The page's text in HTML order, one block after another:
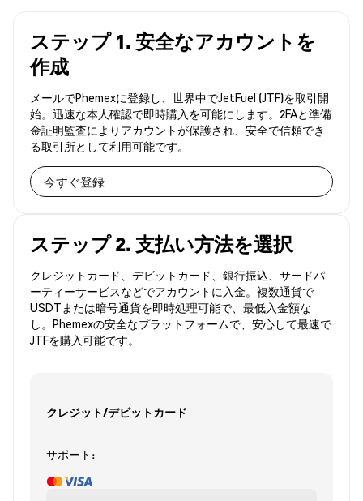
ステップ 1. 安全なアカウントを
作成
メールでPhemexに登録し、世界中でJetFuel (JTF)を取引開
始。迅速な本人確認で即時購入を可能にします。2FAと準備
金証明監査によりアカウントが保護され、安全で信頼でき
る取引所として利用可能です。
今すぐ登録
ステップ 2. 支払い方法を選択
クレジットカード、デビットカード、銀行振込、サードパ
ーティーサービスなどでアカウントに入金。複数通貨で
USDTまたは暗号通貨を即時処理可能で、最低入金額な
し。Phemexの安全なプラットフォームで、安心して最速で
JTFを購入可能です。
クレジット/デビットカード
サポート: